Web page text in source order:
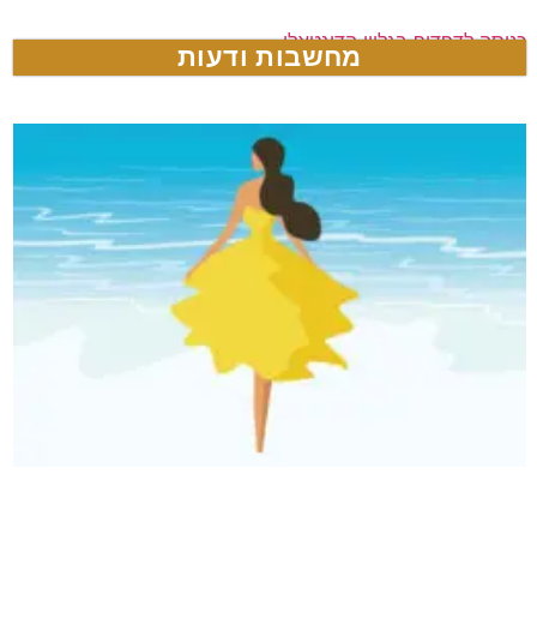
כניסה לדפדוף בגליון הדיגטאלי
מחשבות ודעות